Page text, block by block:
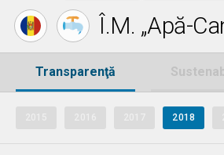
Î.M. „Apă-
Transparenţă
2018